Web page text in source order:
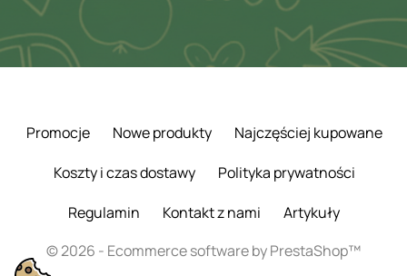
Promocje Nowe produkty
Najczęściej kupowane
Koszty i czas dostawy
Polityka prywatności
Regulamin
Kontakt z nami
Artykuły
© 2026 - Ecommerce software by PrestaShop™